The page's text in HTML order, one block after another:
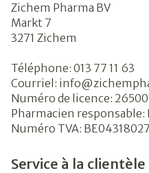
Zichem Pharma BV
Markt 7
3271 Zichem
Téléphone: 013 77 11 63
Courriel: info@
Numéro de licence:
Pharmacien responsable:
Numéro TVA:
Service à la clientèle